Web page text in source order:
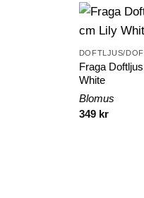
DOFTLJUS/
Fraga
White
Blomus
349 kr